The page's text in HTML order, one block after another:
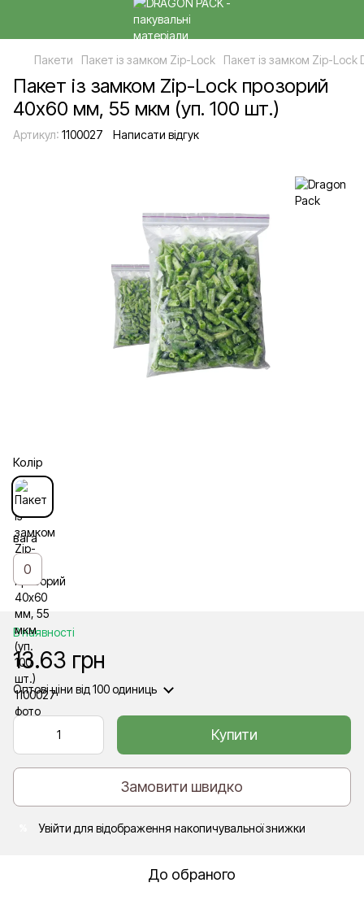
Пакети Пакет із замком Zip-Lock Пакет із замком Zip-Lock
Пакет із замком Zip-Lock прозорий
40х60 мм, 55 мкм (уп. 100 шт.)
Артикул: 1100027 Написати відгук
Колір
вага
0
В наявності
13.63 грн
Оптові ціни від 100 одиниць
Купити
Замовити швидко
Увійти для відображення накопичувальної знижки
До обраного